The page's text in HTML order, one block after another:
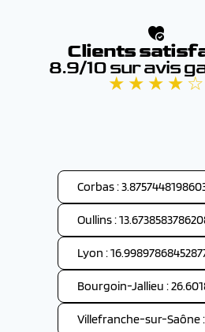
Clients
8.9/10 sur avis
★ ★ ★ ★ ☆
Corbas :
Oullins :
Lyon :
Bourgoin-Jallieu :
Villefranche-sur-Saône